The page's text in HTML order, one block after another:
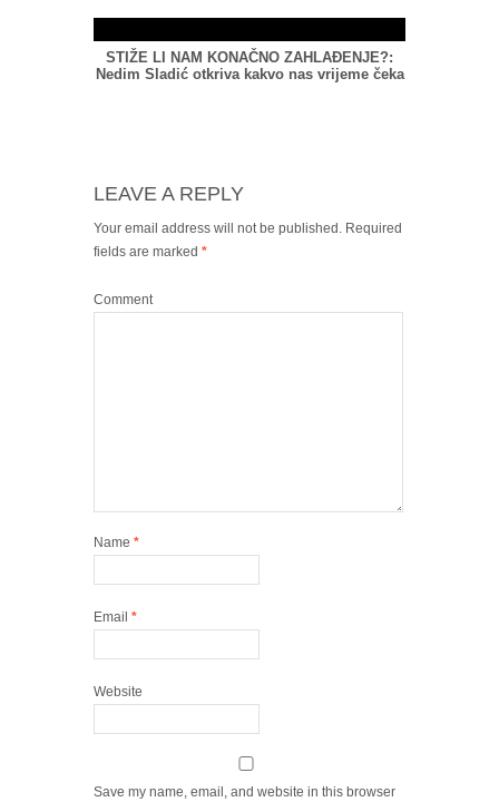
STIŽE LI NAM KONAČNO ZAHLAĐENJE?:
Nedim Sladić otkriva kakvo nas vrijeme čeka
LEAVE A REPLY
Your email address will not be published. Required
fields are marked *
Comment
Name *
Email *
Website
Save my name, email, and website in this browser